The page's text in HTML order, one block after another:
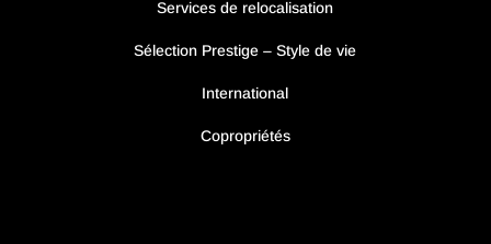
Services de relocalisation
Sélection Prestige – Style de vie
International
Copropriétés